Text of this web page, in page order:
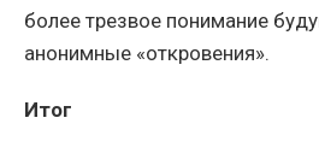
более трезвое понимание
анонимные «откровения».
Итог